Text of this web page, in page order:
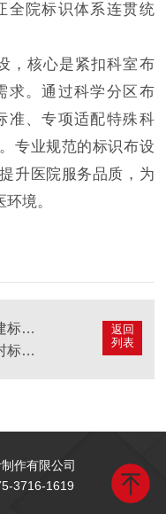
全院标识体系连贯统
，核心是紧扣科室布
求。通过科学分区布
准、专项适配特殊科
专业规范的标识布设
升医院服务品质，为
境。
返回
列表
如何挑选做工靠谱的党建标识标牌生产厂家？
如何选择靠谱的美丽乡村标牌厂家？
作有限公司
3716-1619